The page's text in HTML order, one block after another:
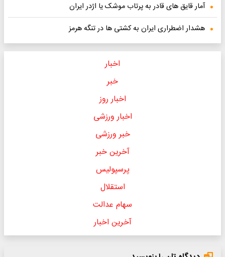
آمار قایق های قادر به پرتاب موشک یا اژدر ایران
هشدار اضطراری ایران به کشتی ها در تنگه هرمز
اخبار
خبر
اخبار روز
اخبار ورزشی
خبر ورزشی
آخرین خبر
پرسپولیس
استقلال
سهام عدالت
آخرین اخبار